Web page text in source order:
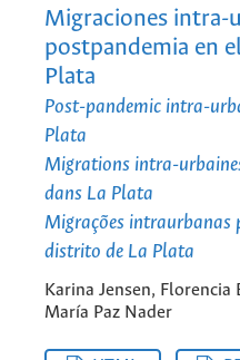
Migraciones intra-
postpandemia en
Plata
Post-pandemic intra-
Plata
Migrations intra-
dans La Plata
Migrações intraurbanas
distrito de La Plata
Karina Jensen, Florencia
María Paz Nader